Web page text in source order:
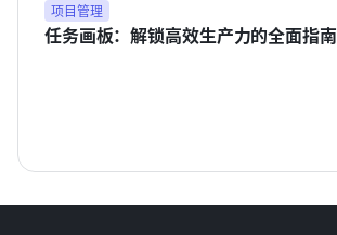
项目管理
任务画板：解锁高效生产力的全面指南